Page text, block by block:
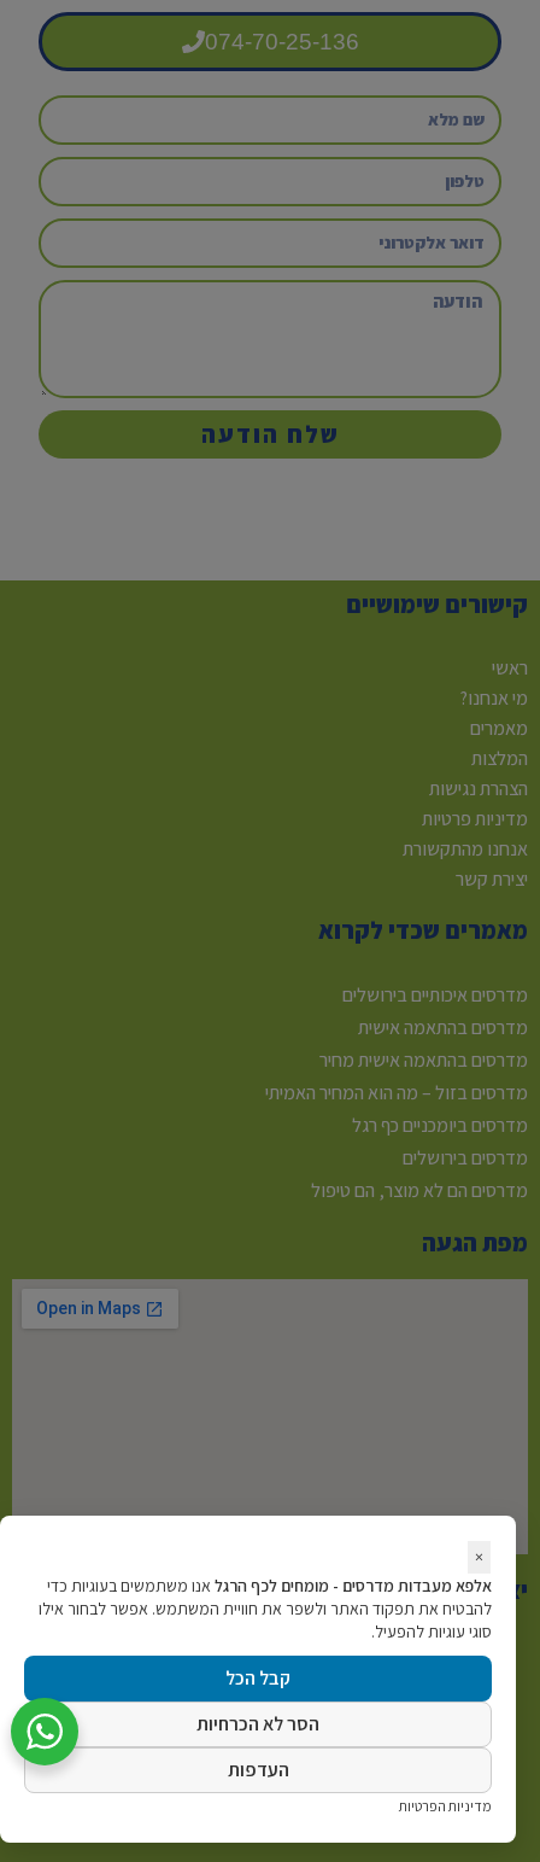
074-70-25-136
שלח הודעה
קישורים שימושיים
ראשי
מי אנחנו?
מאמרים
המלצות
הצהרת נגישות
מדיניות פרטיות
אנחנו מהתקשורת
יצירת קשר
מאמרים שכדי לקרוא
מדרסים איכותיים בירושלים
מדרסים בהתאמה אישית
מדרסים בהתאמה אישית מחיר
מדרסים בזול – מה הוא המחיר האמיתי
מדרסים ביומכניים כף רגל
מדרסים בירושלים
מדרסים הם לא מוצר, הם טיפול
מפת הגעה
יצירת קשר
שטראוס 29 ירושלים א-ה 9:30-19:00
×
אלפא מעבדות מדרסים - מומחים לכף הרגל אנו משתמשים בעוגיות כדי
להבטיח את תפקוד האתר ולשפר את חוויית המשתמש. אפשר לבחור אילו
סוגי עוגיות להפעיל.
קבל הכל
הסר לא הכרחיות
העדפות
מדיניות הפרטיות